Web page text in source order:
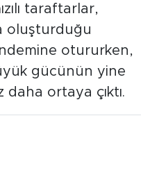
taraftarlar,
oluşturduğu
otururken,
gücünün yine
ortaya çıktı.